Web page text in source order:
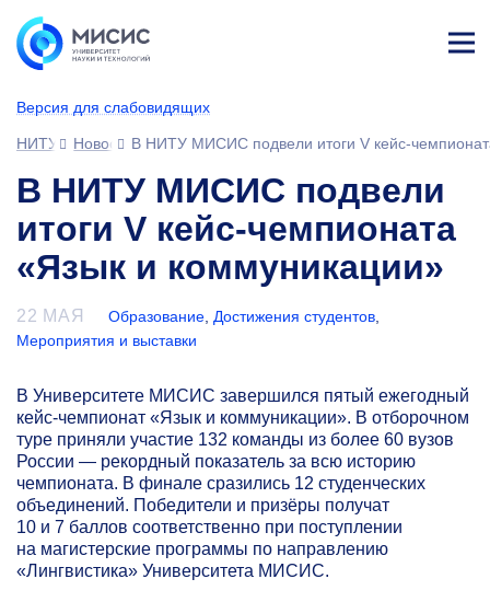
Версия для слабовидящих
ине
НИТУ МИСИС
НовостиВ НИТУ МИСИС подвели итоги V кейс-
В НИТУ МИСИС подвели
итоги V кейс-чемпионата
«Язык и коммуникации»
22 МАЯ Образование, Достижения студентов,
Мероприятия и выставки
В Университете МИСИС завершился пятый ежегодный
кейс-чемпионат «Язык и коммуникации». В отборочном
туре приняли участие 132 команды из более 60 вузов
России — рекордный показатель за всю историю
чемпионата. В финале сразились 12 студенческих
объединений. Победители и призёры получат
10 и 7 баллов соответственно при поступлении
на магистерские программы по направлению
«Лингвистика» Университета МИСИС.